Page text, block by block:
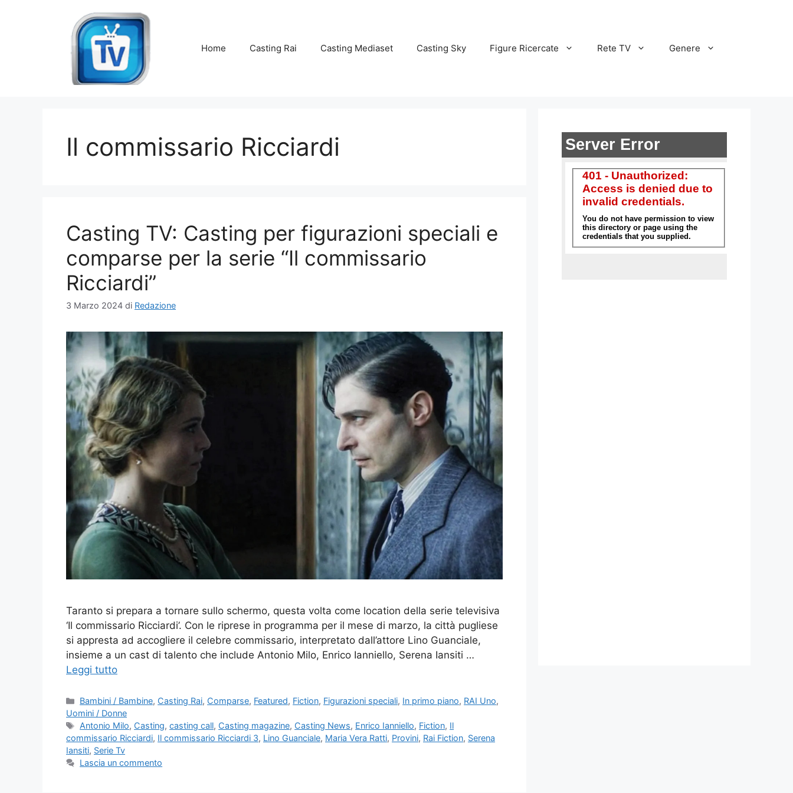
Home Casting Rai Casting Mediaset Casting Sky Figure Ricercate Rete TV Genere
Il commissario Ricciardi
Casting TV: Casting per figurazioni speciali e
comparse per la serie “Il commissario
Ricciardi”
3 Marzo 2024 di Redazione
Taranto si prepara a tornare sullo schermo, questa volta come location della serie televisiva
‘Il commissario Ricciardi’. Con le riprese in programma per il mese di marzo, la città pugliese
si appresta ad accogliere il celebre commissario, interpretato dall’attore Lino Guanciale,
insieme a un cast di talento che include Antonio Milo, Enrico Ianniello, Serena Iansiti …
Leggi tutto
Categorie
Bambini / Bambine, Casting Rai, Comparse, Featured, Fiction, Figurazioni speciali, In primo piano, RAI Uno,
Uomini / Donne
Tag
Antonio Milo, Casting,casting call, Casting magazine, Casting News, Enrico Ianniello, Fiction, Il
commissario Ricciardi, Il commissario Ricciardi 3, Lino Guanciale, Maria Vera Ratti, Provini, Rai Fiction, Serena
Iansiti, Serie Tv
Lascia un commento